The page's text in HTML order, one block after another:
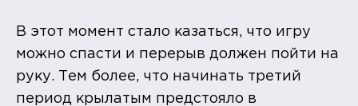
В этот момент стало казаться, что игру
можно спасти и перерыв должен пойти на
руку. Тем более, что начинать третий
период крылатым предстояло в